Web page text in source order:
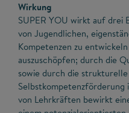
Wirkung
SUPER YOU wirkt auf drei
von Jugendlichen,
Kompetenzen zu
auszuschöpfen; durch die
sowie durch die
Selbstkompetenzförderung
von Lehrkräften bewirkt